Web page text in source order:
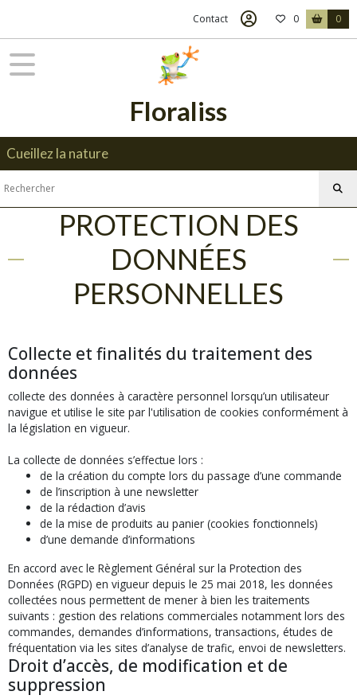
Contact 0 0
Floraliss
Cueillez la nature
PROTECTION DES
DONNÉES
PERSONNELLES
Collecte et finalités du traitement des
données
collecte des données à caractère personnel lorsqu’un utilisateur
navigue et utilise le site par l'utilisation de cookies conformément à
la législation en vigueur.
La collecte de données s’effectue lors :
de la création du compte lors du passage d’une commande
de l’inscription à une newsletter
de la rédaction d’avis
de la mise de produits au panier (cookies fonctionnels)
d’une demande d’informations
En accord avec le Règlement Général sur la Protection des
Données (RGPD) en vigueur depuis le 25 mai 2018, les données
collectées nous permettent de mener à bien les traitements
suivants : gestion des relations commerciales notamment lors des
commandes, demandes d’informations, transactions, études de
fréquentation via les sites d’analyse de trafic, envoi de newsletters.
Droit d’accès, de modification et de
suppression